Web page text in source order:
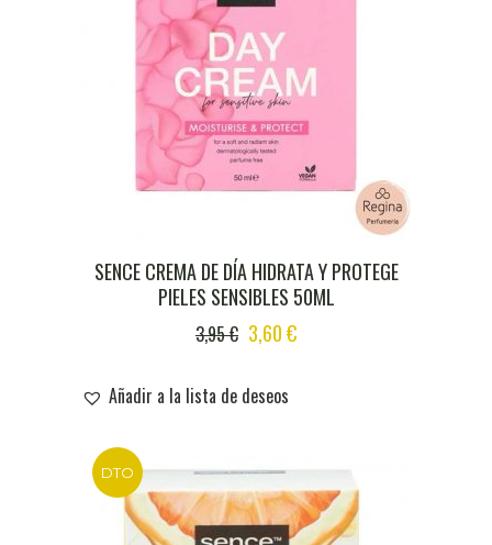
SENCE CREMA DE DÍA HIDRATA Y PROTEGE
PIELES SENSIBLES 50ML
3,95€ ORIGINAL
WAS:
3,95 €.
3,60€CURRENT
Añadir a la lista de deseos
DTO